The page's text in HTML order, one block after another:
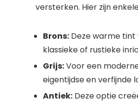
versterken. Hier zijn
Brons: Deze warme tint
klassieke of rustieke
Grijs:Voor een
eigentijdse en verfijnde
Antiek: Deze optie